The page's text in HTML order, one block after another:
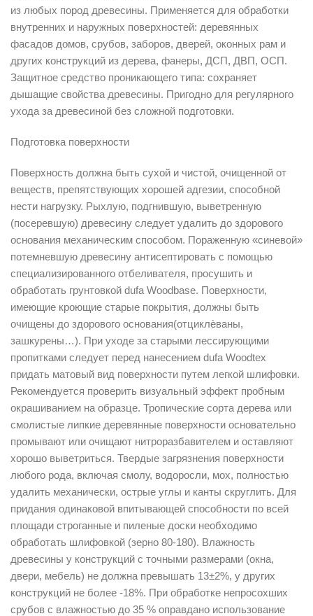
из любых пород древесины. Применяется для обработки
внутренних и наружных поверхностей: деревянных
фасадов домов, срубов, заборов, дверей, оконных рам и
других конструкций из дерева, фанеры, ДСП, ДВП, ОСП.
Защитное средство проникающего типа: сохраняет
дышащие свойства древесины. Пригодно для регулярного
ухода за древесиной без сложной подготовки.
Подготовка поверхности
Поверхность должна быть сухой и чистой, очищенной от
веществ, препятствующих хорошей адгезии, способной
нести нагрузку. Рыхлую, подгнившую, выветренную
(посеревшую) древесину следует удалить до здорового
основания механическим способом. Пораженную «синевой»
потемневшую древесину антисептировать с помощью
специализированного отбеливателя, просушить и
обработать грунтовкой dufa Woodbase. Поверхности,
имеющие кроющие старые покрытия, должны быть
очищены до здорового основания(отциклѐваны,
зашкурены…). При уходе за старыми лессирующими
пропитками следует перед нанесением dufa Woodtex
придать матовый вид поверхности путем легкой шлифовки.
Рекомендуется проверить визуальный эффект пробным
окрашиванием на образце. Тропические сорта дерева или
смолистые липкие деревянные поверхности основательно
промывают или очищают нитроразбавителем и оставляют
хорошо выветриться. Твердые загрязнения поверхности
любого рода, включая смолу, водоросли, мох, полностью
удалить механически, острые углы и канты скруглить. Для
придания одинаковой впитывающей способности по всей
площади строганные и пиленые доски необходимо
обработать шлифовкой (зерно 80-180). Влажность
древесины у конструкций с точными размерами (окна,
двери, мебель) не должна превышать 13±2%, у других
конструкций не более -18%. При обработке непросохших
срубов с влажностью до 35 % оправдано использование